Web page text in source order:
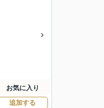
お気に入り
追加する